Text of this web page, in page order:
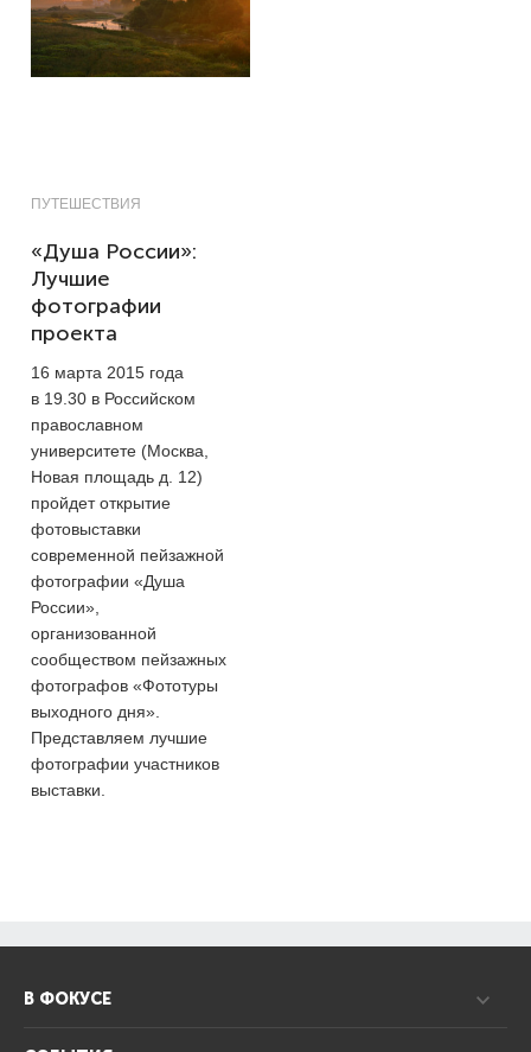
ПУТЕШЕСТВИЯ
«Душа России»:
Лучшие
фотографии
проекта
16 марта 2015 года
в 19.30 в Российском
православном
университете (Москва,
Новая площадь д. 12)
пройдет открытие
фотовыставки
современной пейзажной
фотографии «Душа
России»,
организованной
сообществом пейзажных
фотографов «Фототуры
выходного дня».
Представляем лучшие
фотографии участников
выставки.
В ФОКУСЕ